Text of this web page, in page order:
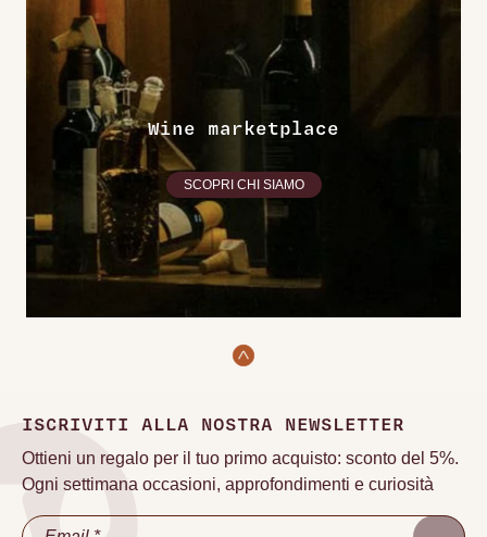
Wine marketplace
SCOPRI CHI SIAMO
ISCRIVITI ALLA NOSTRA NEWSLETTER
Ottieni un regalo per il tuo primo acquisto: sconto del 5%.
Ogni settimana occasioni, approfondimenti e curiosità